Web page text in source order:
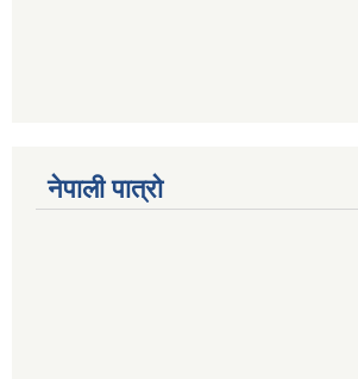
नेपाली पात्रो